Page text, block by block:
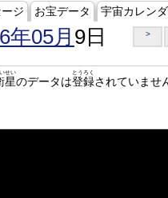
ジ お宝データ 宇宙カレン
年05月 9日 >
星
せい
のデータは登録
とうろく
されていませ